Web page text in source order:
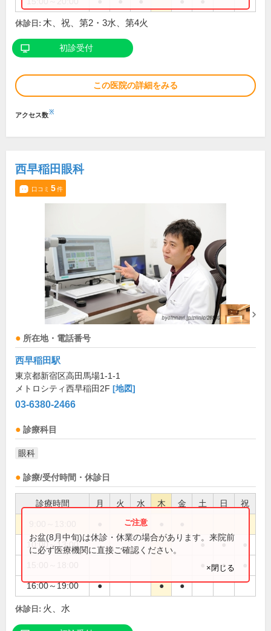
休診日: 木、祝、第2・3水、第4火
初診受付
この医院の詳細をみる
アクセス数※
西早稲田眼科
口コミ 5件
所在地・電話番号
西早稲田駅
東京都新宿区高田馬場1-1-1
メトロシティ西早稲田2F [地図]
03-6380-2466
診療科目
眼科
診療/受付時間・休診日
診療時間 月 火 水 木 金 土 日 祝
10:00～13:00 ● ●
●
16:00～19:00 ● ● ●
お盆(8月中旬)は休診・休業の場合があります。来院前
に必ず医療機関に直接ご確認ください。
×閉じる
休診日: 火、水